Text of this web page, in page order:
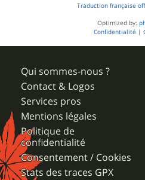
Traduction française
Optimized by:
Confidentialité |
Qui sommes-nous ?
Contact & Logos
Services pros
Mentions légales
Politique de
confidentialité
Consentement / Cookies
Stats des traces GPX